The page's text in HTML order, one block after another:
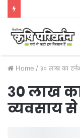
Home / ३० लाख का
३० लाख
व्यवसाय से